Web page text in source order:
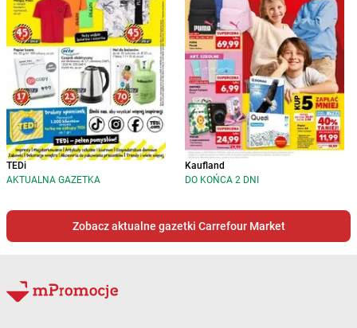
TEDi
AKTUALNA GAZETKA
Kaufland
DO KOŃCA 2 DNI
Zobacz aktualne gazetki Carrefour Market